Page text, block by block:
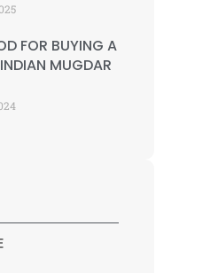
FOR BUYING A
MUGDAR